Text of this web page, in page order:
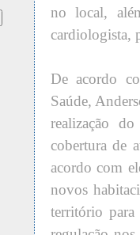
no local,
cardiologista,
De acordo
Saúde,
realização
cobertura de
acordo com
novos
território